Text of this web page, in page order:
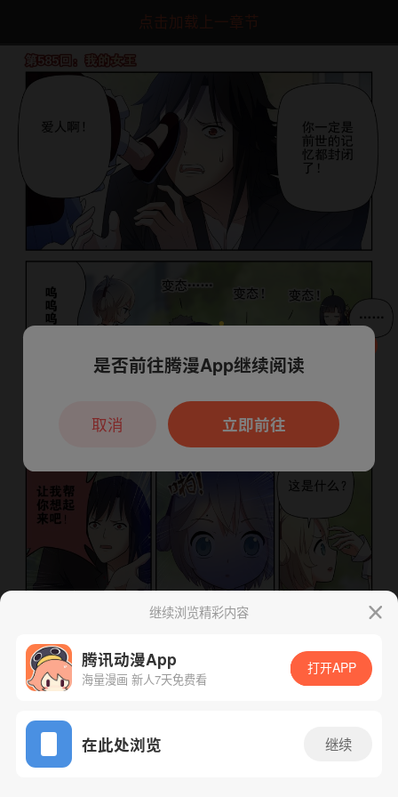
点击加载上一章节
App免费看
继续浏览精彩内容
腾讯动漫App
海量漫画 新人7天免费看
打开APP
在此处浏览 继续
本章节仅支持App阅读，可打开App新用
户7天免费看
是否前往腾漫App继续阅读
立即前往
取消